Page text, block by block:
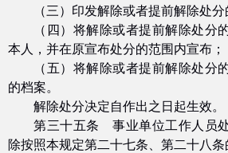
（三）印发解除或者提前解除处分
（四）将解除或者提前解除处分
本人，并在原宣布处分的范围内宣布；
（五）将解除或者提前解除处分
的档案。
解除处分决定自作出之日起生效。
第三十五条 事业单位工作人员
除按照本规定第二十七条、第二十八条